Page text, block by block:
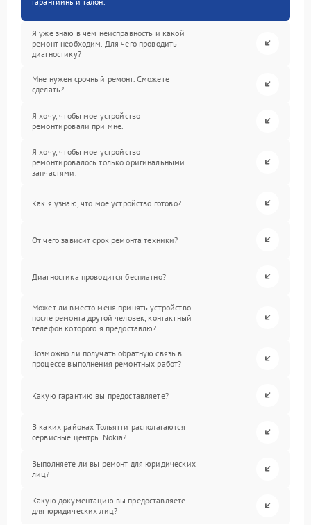
Я уже знаю в чем неисправность и какой
ремонт необходим. Для чего проводить
диагностику?
Мне нужен срочный ремонт. Сможете
сделать?
Я хочу, чтобы мое устройство
ремонтировали при мне.
Я хочу, чтобы мое устройство
ремонтировалось только оригинальными
запчастями.
Как я узнаю, что мое устройство готово?
От чего зависит срок ремонта техники?
Диагностика проводится бесплатно?
Может ли вместо меня принять устройство
после ремонта другой человек, контактный
телефон которого я предоставлю?
Возможно ли получать обратную связь в
процессе выполнения ремонтных работ?
Какую гарантию вы предоставляете?
В каких районах Тольятти располагаются
сервисные центры Nokia?
Выполняете ли вы ремонт для юридических
лиц?
Какую документацию вы предоставляете
для юридических лиц?